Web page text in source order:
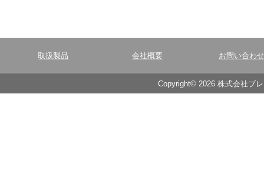
取扱製品 会社概要 お問い合わせ
Copyright© 2026 株式会社ブ